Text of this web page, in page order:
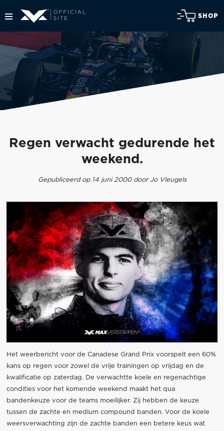
SHOP
Regen verwacht gedurende het
weekend.
Gepubliceerd op 14 juni 2000 door Jo Vleugels
Het weerbericht voor de Canadese Grand Prix voorspelt een 60%
kans op regen voor zowel de vrije trainingen op vrijdag en de
kwalificatie op zaterdag. De verwachtte koele en regenachtige
condities voor het komende weekend maakt het qua
bandenkeuze voor de teams moeilijker. Zij hebben de keuze
tussen de zachte en medium compound banden. Voor de koele
weersverwachting zijn de zachte banden een betere keus wat